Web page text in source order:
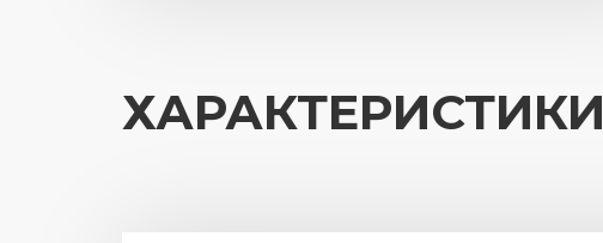
ХАРАКТЕРИСТИКИ